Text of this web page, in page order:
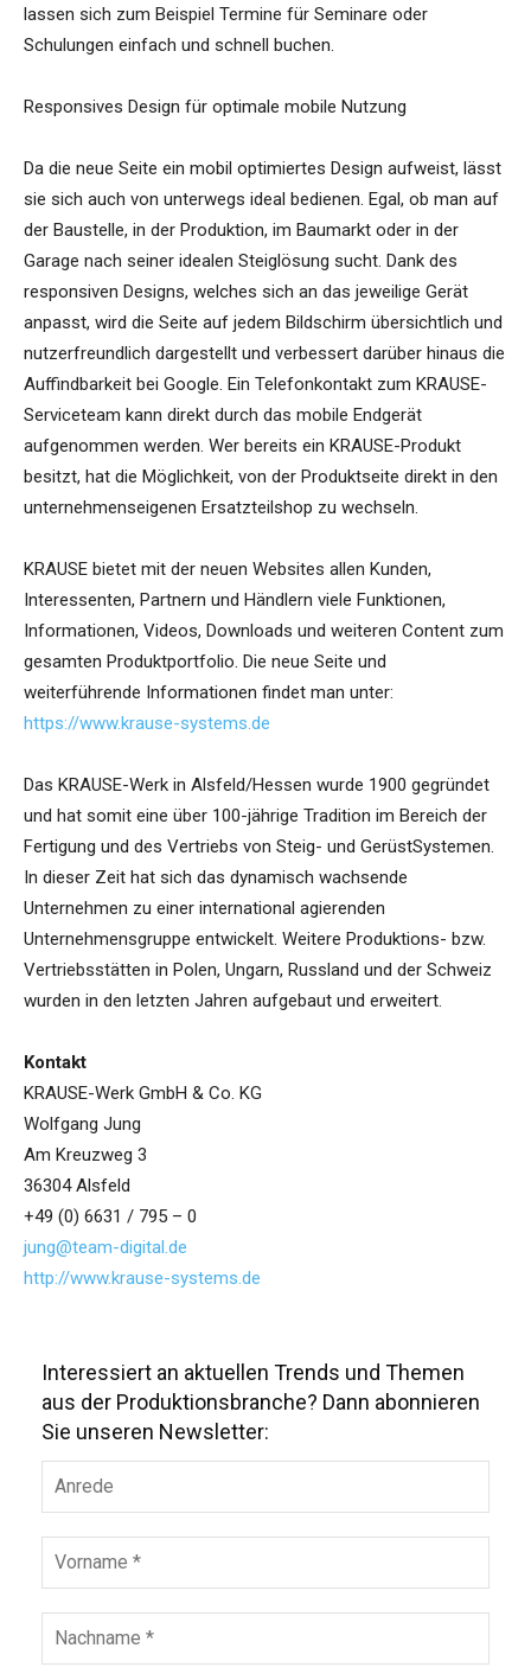
lassen sich zum Beispiel Termine für Seminare oder
Schulungen einfach und schnell buchen.
Responsives Design für optimale mobile Nutzung
Da die neue Seite ein mobil optimiertes Design aufweist, lässt
sie sich auch von unterwegs ideal bedienen. Egal, ob man auf
der Baustelle, in der Produktion, im Baumarkt oder in der
Garage nach seiner idealen Steiglösung sucht. Dank des
responsiven Designs, welches sich an das jeweilige Gerät
anpasst, wird die Seite auf jedem Bildschirm übersichtlich und
nutzerfreundlich dargestellt und verbessert darüber hinaus die
Auffindbarkeit bei Google. Ein Telefonkontakt zum KRAUSE-
Serviceteam kann direkt durch das mobile Endgerät
aufgenommen werden. Wer bereits ein KRAUSE-Produkt
besitzt, hat die Möglichkeit, von der Produktseite direkt in den
unternehmenseigenen Ersatzteilshop zu wechseln.
KRAUSE bietet mit der neuen Websites allen Kunden,
Interessenten, Partnern und Händlern viele Funktionen,
Informationen, Videos, Downloads und weiteren Content zum
gesamten Produktportfolio. Die neue Seite und
weiterführende Informationen findet man unter:
https://www.krause-systems.de
Das KRAUSE-Werk in Alsfeld/Hessen wurde 1900 gegründet
und hat somit eine über 100-jährige Tradition im Bereich der
Fertigung und des Vertriebs von Steig- und GerüstSystemen.
In dieser Zeit hat sich das dynamisch wachsende
Unternehmen zu einer international agierenden
Unternehmensgruppe entwickelt. Weitere Produktions- bzw.
Vertriebsstätten in Polen, Ungarn, Russland und der Schweiz
wurden in den letzten Jahren aufgebaut und erweitert.
Kontakt
KRAUSE-Werk GmbH & Co. KG
Wolfgang Jung
Am Kreuzweg 3
36304 Alsfeld
+49 (0) 6631 / 795 – 0
jung@team-digital.de
http://www.krause-systems.de
Interessiert an aktuellen Trends und Themen
aus der Produktionsbranche? Dann abonnieren
Sie unseren Newsletter: